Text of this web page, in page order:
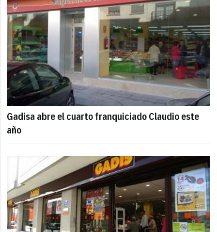
Gadisa abre el cuarto franquiciado Claudio este
año